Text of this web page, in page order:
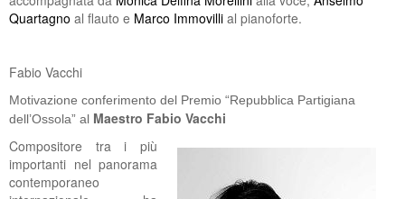
Quartagno al flauto e Marco Immovilli al pianoforte.
Fabio Vacchi
Motivazione conferimento del Premio “Repubblica Partigiana
dell’Ossola” al Maestro Fabio Vacchi
Compositore tra i più
importanti nel panorama
contemporaneo